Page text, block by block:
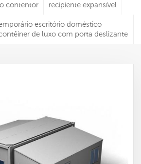
contentor recipiente expansível
escritório doméstico
de luxo com porta deslizante